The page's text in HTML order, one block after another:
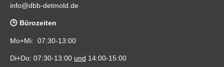
info@dbb-detmold.de
🕒 Bürozeiten
Mo+Mi: 07:30-13:00
Di+Do: 07:30-13:00 und 14:00-15:00